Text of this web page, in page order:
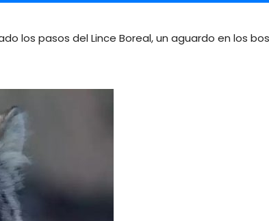
los pasos del Lince Boreal, un aguardo en los